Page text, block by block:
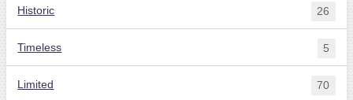
Historic 26
Timeless 5
Limited 70